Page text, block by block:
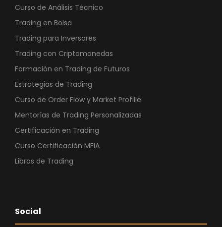
Curso de Análisis Técnico
Trading en Bolsa
Trading para Inversores
Trading con Criptomonedas
Formación en Trading de Futuros
Estrategias de Trading
Curso de Order Flow y Market Profille
Mentorías de Trading Personalizadas
Certificación en Trading
Curso Certificación MFIA
Libros de Trading
Social